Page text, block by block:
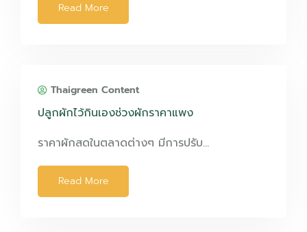
Read More
Thaigreen Content
ปลูกผักไว้กินเองช่วงผักราคาแพง
ราคาผักสดในตลาดต่างๆ มีการปรับ…
Read More